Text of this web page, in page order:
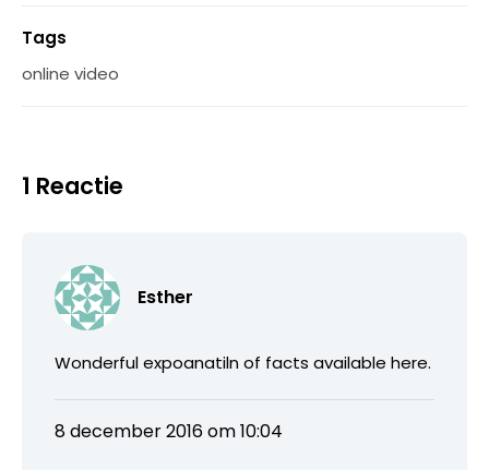
Tags
online video
1 Reactie
Esther
Wonderful expoanatiln of facts available here.
8 december 2016 om 10:04